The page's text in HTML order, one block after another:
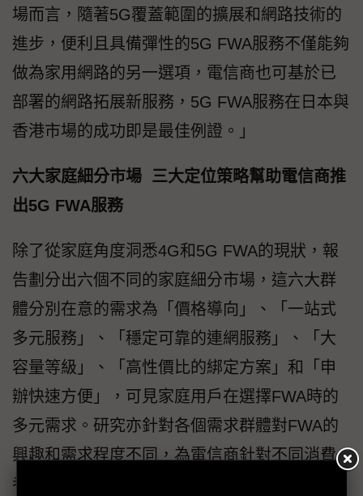
場而言，隨著5G覆蓋範圍的擴展和網路技術的
進步，便利且具備彈性的5G FWA服務不僅能夠
做為家用網路的另一選項，電信商也可基於已
部署的網路拓展新服務，5G FWA服務在日本與
香港市場的成功即是最佳例證。」
六大家庭細分市場 三大定位策略幫助電信商推
出5G FWA服務
除了從家庭角度洞悉4G和5G FWA的現狀，報
告劃分出六個不同的家庭細分市場，這六大群
體分別在意的需求為「價格導向」、「一站式
多元服務」、「穩定可靠的連網服務」、「大
容量等級」、「高性價比的綁定方案」和「申
辦快速方便」，可見家庭用戶在選擇FWA時的
多元需求。研究亦針對各個需求群體對FWA的
興趣和需求程度不同，為電信商針對不同消費
者偏好提供有價值的洞察。